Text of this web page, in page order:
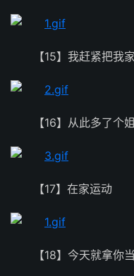
【15】我赶紧把我
【16】从此多了个
【17】在家运动
【18】今天就拿你